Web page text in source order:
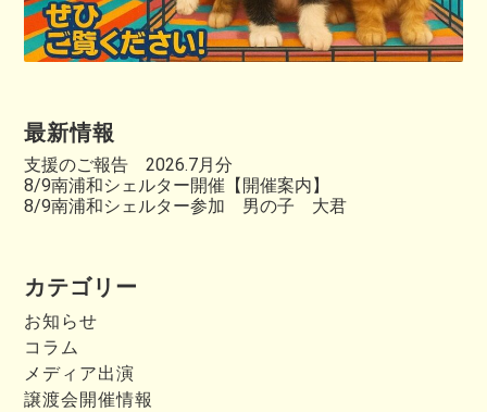
最新情報
支援のご報告 2026.7月分
8/9南浦和シェルター開催【開催案内】
8/9南浦和シェルター参加 男の子 大君
カテゴリー
お知らせ
コラム
メディア出演
譲渡会開催情報